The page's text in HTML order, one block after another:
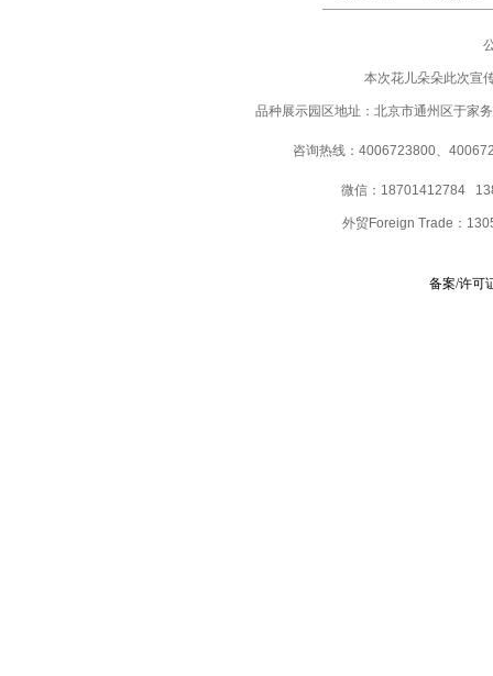
本次花儿朵朵此次宣
品种展示园区地址：北京市通州区于家
咨询热线：4006723800、
微信：18701412784
外贸Foreign Trade：
备案/许可